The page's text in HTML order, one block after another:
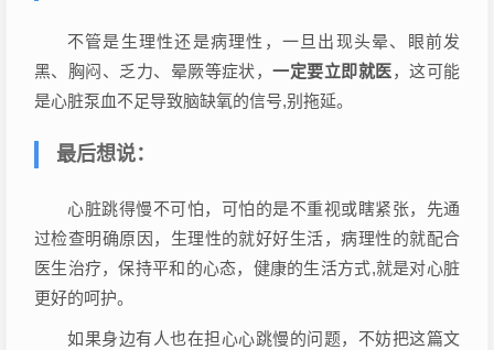
不管是生理性还是病理性，一旦出现头晕、眼前发
黑、胸闷、乏力、晕厥等症状，一定要立即就医，这可能
是心脏泵血不足导致脑缺氧的信号,别拖延。
最后想说：
心脏跳得慢不可怕，可怕的是不重视或瞎紧张，先通
过检查明确原因，生理性的就好好生活，病理性的就配合
医生治疗，保持平和的心态，健康的生活方式,就是对心脏
更好的呵护。
如果身边有人也在担心心跳慢的问题，不妨把这篇文